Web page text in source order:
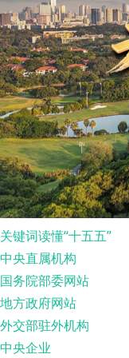
关键词读懂“十五五”
中央直属机构
国务院部委网站
地方政府网站
外交部驻外机构
中央企业